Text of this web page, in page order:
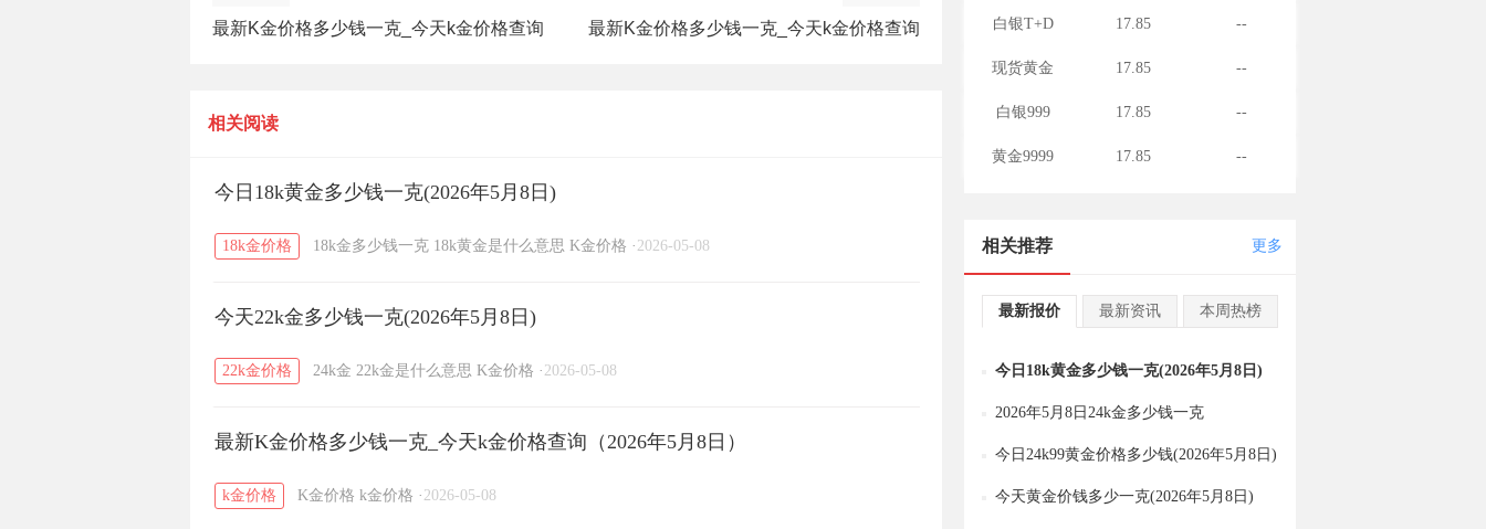
最新K金价格多少钱一克_今天k金价格查询 最新K金价格多少钱一克_今天k金价格查询
相关阅读
今日18k黄金多少钱一克(2026年5月8日)
18k金价格 18k金多少钱一克 18k黄金是什么意思 K金价格 · 2026-05-08
今天22k金多少钱一克(2026年5月8日)
22k金价格 24k金 22k金是什么意思 K金价格 · 2026-05-08
最新K金价格多少钱一克_今天k金价格查询（2026年5月8日）
k金价格 K金价格 k金价格 · 2026-05-08
白银T+D 17.85 --
现货黄金 17.85 --
白银999 17.85 --
黄金9999 17.85 --
相关推荐 更多
最新报价 最新资讯 本周热榜
今日18k黄金多少钱一克(2026年5月8日)
2026年5月8日24k金多少钱一克
今日24k99黄金价格多少钱(2026年5月8日)
今天黄金价钱多少一克(2026年5月8日)